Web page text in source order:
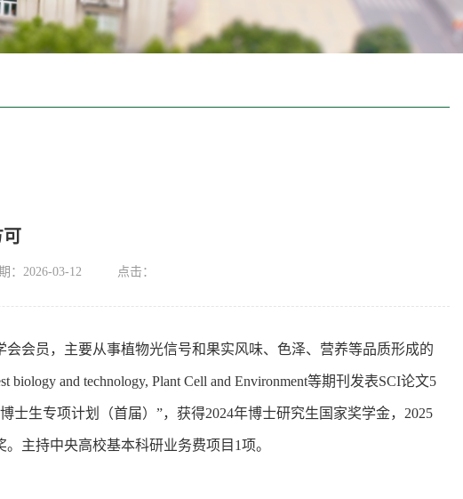
可
：2026-03-12 点击：
会员，主要从事植物光信号和果实风味、色泽、营养等品质形成的
and technology, Plant Cell and Environment等期刊发表SCI论文5
士生专项计划（首届）”，获得2024年博士研究生国家奖学金，2025
主持中央高校基本科研业务费项目1项。